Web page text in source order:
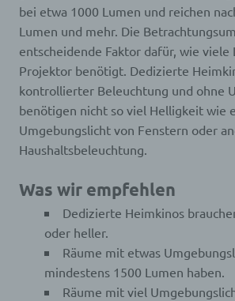
bei etwa 1000 Lumen und reichen
Lumen und mehr. Die
entscheidende Faktor dafür, wie viele
Projektor benötigt. Dedizierte
kontrollierter Beleuchtung und ohne
benötigen nicht so viel Helligkeit wie
Umgebungslicht von Fenstern oder
Haushaltsbeleuchtung.
Was wir empfehlen
Dedizierte Heimkinos
oder heller.
Räume mit etwas
mindestens 1500 Lumen haben.
Räume mit viel